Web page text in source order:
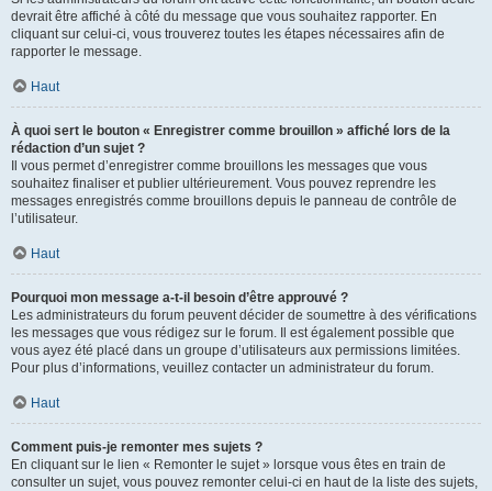
devrait être affiché à côté du message que vous souhaitez rapporter. En
cliquant sur celui-ci, vous trouverez toutes les étapes nécessaires afin de
rapporter le message.
Haut
À quoi sert le bouton « Enregistrer comme brouillon » affiché lors de la
rédaction d’un sujet ?
Il vous permet d’enregistrer comme brouillons les messages que vous
souhaitez finaliser et publier ultérieurement. Vous pouvez reprendre les
messages enregistrés comme brouillons depuis le panneau de contrôle de
l’utilisateur.
Haut
Pourquoi mon message a-t-il besoin d’être approuvé ?
Les administrateurs du forum peuvent décider de soumettre à des vérifications
les messages que vous rédigez sur le forum. Il est également possible que
vous ayez été placé dans un groupe d’utilisateurs aux permissions limitées.
Pour plus d’informations, veuillez contacter un administrateur du forum.
Haut
Comment puis-je remonter mes sujets ?
En cliquant sur le lien « Remonter le sujet » lorsque vous êtes en train de
consulter un sujet, vous pouvez remonter celui-ci en haut de la liste des sujets,